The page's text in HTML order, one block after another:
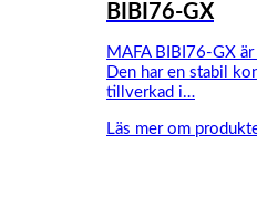
BIBI76-GX
MAFA BIBI76-GX
Den har en stabil
tillverkad i…
Läs mer om